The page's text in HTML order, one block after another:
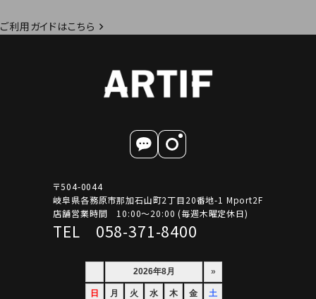
ご利用ガイドはこちら
〒504-0044
岐阜県各務原市那加石山町2丁目20番地-1 Mport2F
店舗営業時間 10:00～20:00 (毎週木曜定休日)
TEL 058-371-8400